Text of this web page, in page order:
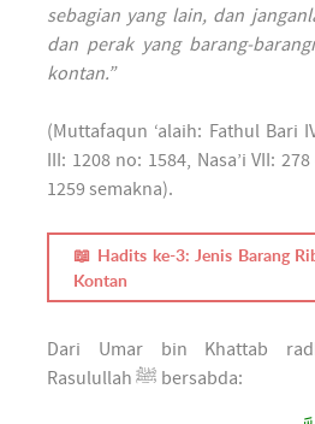
sebagian yang lain, dan
dan perak yang barang-
kontan.”
(Muttafaqun ‘alaih: Fathul Bari
III: 1208 no: 1584, Nasa’i VII:
1259 semakna).
📖 Hadits ke-3: Jenis Barang
Kontan
Dari Umar bin Khattab
Rasulullah ﷺ bersabda: